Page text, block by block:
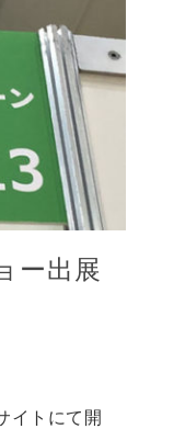
ー出展
イトにて開